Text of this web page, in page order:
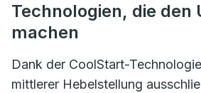
Technologien, die den
machen
Dank der CoolStart-
mittlerer Hebelstellung